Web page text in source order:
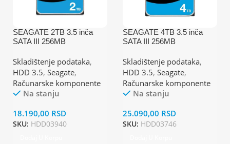
SEAGATE 2TB 3.5 inča
SATA III 256MB
Surveillance hard disk
Skladištenje podataka,
HDD 3.5, Seagate,
Računarske komponente
Na stanju
18.190,00 RSD
SKU: HDD03940
SEAGATE 4TB 3.5 inča
SATA III 256MB
hard disk
Skladištenje podataka,
HDD 3.5, Seagate,
Računarske komponente
Na stanju
25.090,00 RSD
SKU: HDD03746